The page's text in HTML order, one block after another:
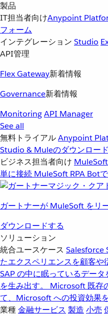
製品
IT担当者向けAnypoint
フォーム
インテグレーション Studio
API管理
Flex Gateway新着情報
Governance新着情報
MonitoringAPI Manager
See all
無料トライアルAnypoint
Studio & Muleのダウンロード
ビジネス担当者向け
単に接続 MuleSoft RPA Bot
ガートナーが MuleSoft をリ
ダウンロードする
ソリューション
統合ユースケース Salesforce
たエクスペリエンスを顧客や
SAP の中に眠っているデー
を生み出す。
Microsoft 既存
て、Microsoft への投資効果を
業種金融サービス 製造 小売